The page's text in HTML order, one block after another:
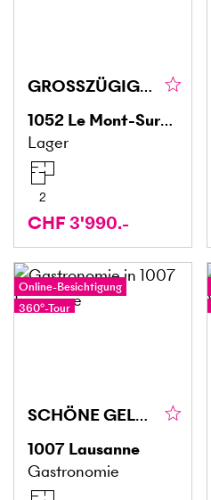
GROSSZÜGIGE FLÄCHE AN HERVORRAGENDER LAGE
1052 Le Mont-Sur-Lausanne
Lager
2
CHF 3'990.-
Online-Besichtigung
360°-Tour
SCHÖNE GELEGENHEIT MIT HERRLICHER TERRASSE
1007 Lausanne
Gastronomie